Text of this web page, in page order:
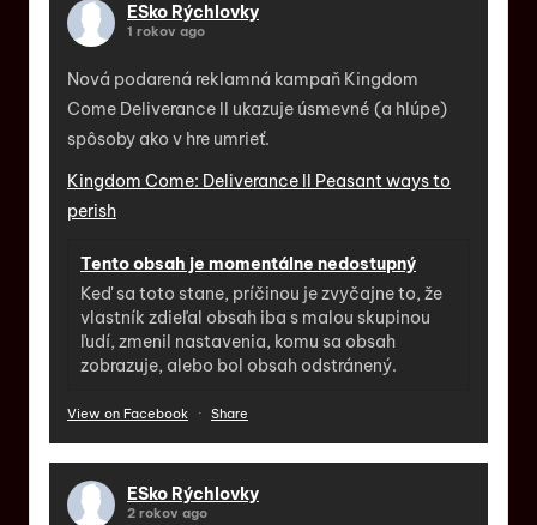
ESko Rýchlovky
1 rokov ago
Nová podarená reklamná kampaň Kingdom
Come Deliverance II ukazuje úsmevné (a hlúpe)
spôsoby ako v hre umrieť.
Kingdom Come: Deliverance II Peasant ways to
perish
Tento obsah je momentálne nedostupný
Keď sa toto stane, príčinou je zvyčajne to, že
vlastník zdieľal obsah iba s malou skupinou
ľudí, zmenil nastavenia, komu sa obsah
zobrazuje, alebo bol obsah odstránený.
View on Facebook · Share
ESko Rýchlovky
2 rokov ago